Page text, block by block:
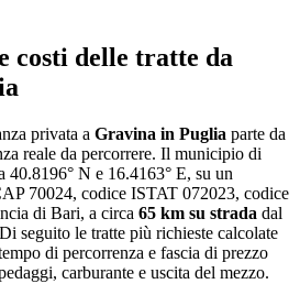
costi delle tratte da
privata a Gravina in Puglia parte da
reale da percorrere. Il municipio di
40.8196° N e 16.4163° E, su un
70024, codice ISTAT 072023, codice
di Bari, a circa 65 km su strada dal
seguito le tratte più richieste calcolate
di percorrenza e fascia di prezzo
carburante e uscita del mezzo.